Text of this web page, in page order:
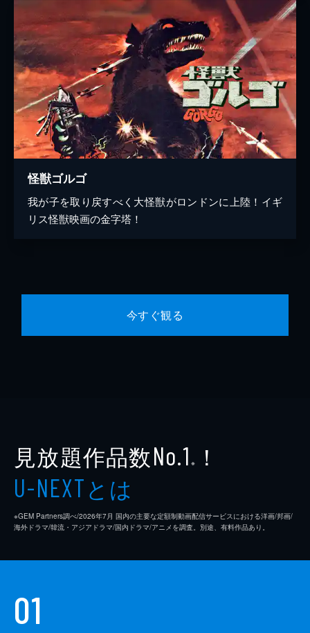
怪獣ゴルゴ
我が子を取り戻すべく大怪獣がロンドンに上陸！イギ
リス怪獣映画の金字塔！
今すぐ観る
見放題作品数No.1 ※ ！
U-NEXTとは
※GEM Partners調べ/2026年7⽉ 国内の主要な定額制動画配信サービスにおける洋画/邦画/
海外ドラマ/韓流・アジアドラマ/国内ドラマ/アニメを調査。別途、有料作品あり。
01